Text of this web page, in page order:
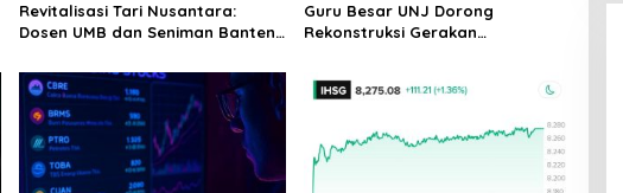
Revitalisasi Tari Nusantara:
Dosen UMB dan Seniman Banten
Kontemporer di Tanjung Lesung
Guru Besar UNJ Dorong
Rekonstruksi Gerakan
Isu HAM Papua